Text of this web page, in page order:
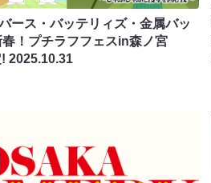
ース・バッテリィズ・金属バッ
春！プチラフフェスin森ノ宮
!2025.10.31